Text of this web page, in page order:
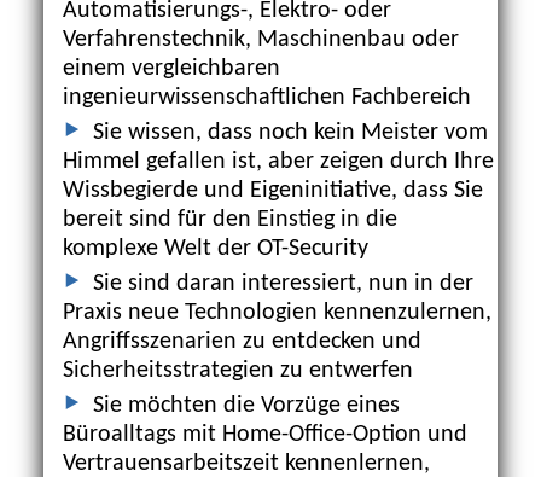
Automatisierungs-, Elektro- oder
Verfahrenstechnik, Maschinenbau oder
einem vergleichbaren
ingenieurwissenschaftlichen Fachbereich
Sie wissen, dass noch kein Meister vom
Himmel gefallen ist, aber zeigen durch Ihre
Wissbegierde und Eigeninitiative, dass Sie
bereit sind für den Einstieg in die
komplexe Welt der OT-Security
Sie sind daran interessiert, nun in der
Praxis neue Technologien kennenzulernen,
Angriffsszenarien zu entdecken und
Sicherheitsstrategien zu entwerfen
Sie möchten die Vorzüge eines
Büroalltags mit Home-Office-Option und
Vertrauensarbeitszeit kennenlernen,